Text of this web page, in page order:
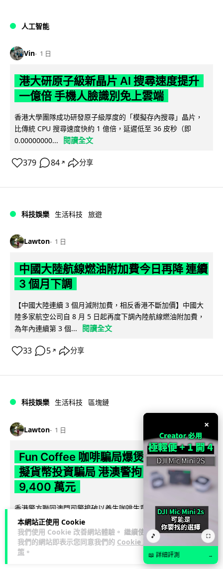
本網站正使用 Cookie
我們使用 Cookie 改善網站體驗。 繼續使用
我們的網站即表示您同意我們的 Cookie 政
策 。
人工智能
Vin 1 日
港大研原子級新晶片 AI 搜尋速度提升
一億倍 手機人臉識別免上雲端
香港大學團隊成功研發原子級厚度的「模擬存內搜尋」晶片，
比傳統 CPU 搜尋速度快約 1 億倍，延遲低至 36 皮秒（即
0.00000000...
閱讀全文
379 84 ↗ 分享
科技娛樂 生活科技 旅遊
Lawton 1 日
中國大陸航線燃油附加費今日再降 連續
3 個月下調
【中國大陸連續 3 個月減附加費，相反香港不斷加價】中國大
陸多家航空公司自 8 月 5 日起再度下調內陸航線燃油附加費，
為年內連續第 3 個...
閱讀全文
33 5 ↗ 分享
科技娛樂 生活科技 區塊鏈
Lawton 1 日
Fun Coffee 咖啡騙局爆煲 咖啡包裝虛
擬貨幣投資騙局 港澳警拘 8 人涉款
9,400 萬元
香港警方聯同澳門司警搗破以養生咖啡生意包裝的虛擬貨幣投
資騙局 Fun Coffee，兩地共拘捕 8 人，接獲逾 200 宗舉報，涉
款 9,4... 閱讀全文
119
×
🎵 ⛶
📖 詳細評測 →